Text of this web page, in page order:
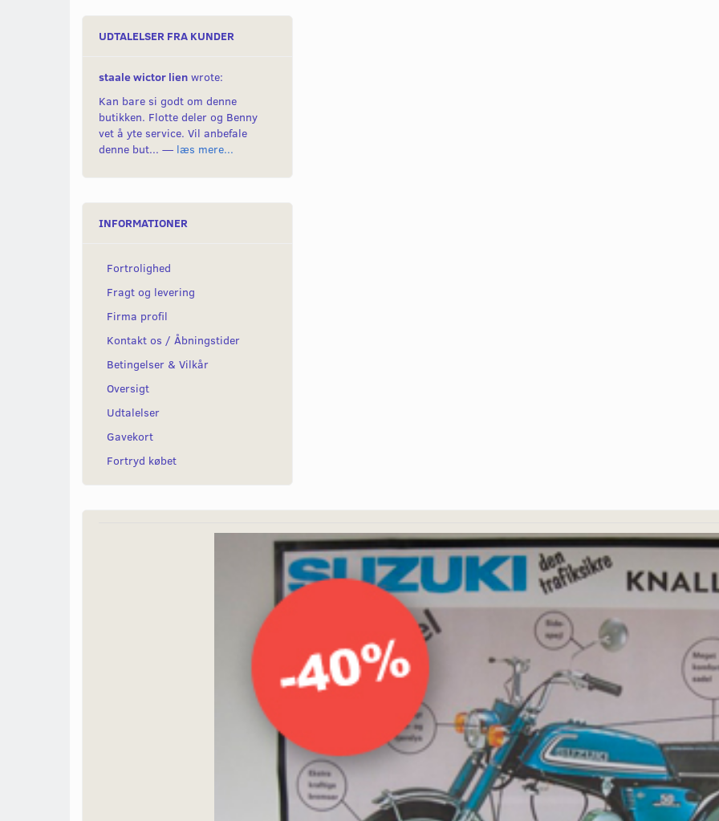
UDTALELSER FRA KUNDER
staale wictor lien wrote:
Kan bare si godt om denne
butikken. Flotte deler og Benny
vet å yte service. Vil anbefale
denne but... — læs mere...
INFORMATIONER
Fortrolighed
Fragt og levering
Firma profil
Kontakt os / Åbningstider
Betingelser & Vilkår
Oversigt
Udtalelser
Gavekort
Fortryd købet